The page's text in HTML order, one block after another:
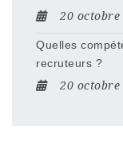
20 octobre
Quelles
recruteurs ?
20 octobre